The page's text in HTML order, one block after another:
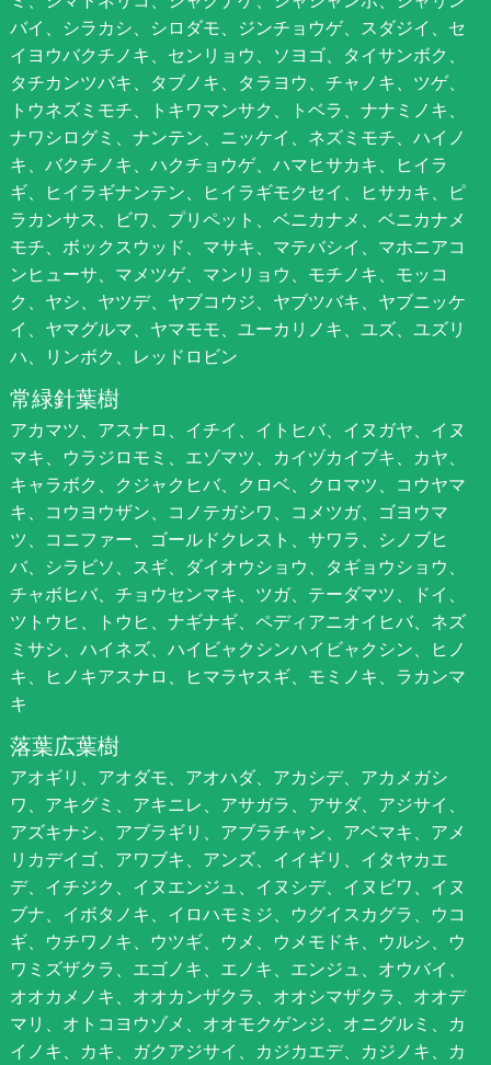
バイ、シラカシ、シロダモ、ジンチョウゲ、スダジイ、セ
イヨウバクチノキ、センリョウ、ソヨゴ、タイサンボク、
タチカンツバキ、タブノキ、タラヨウ、チャノキ、ツゲ、
トウネズミモチ、トキワマンサク、トベラ、ナナミノキ、
ナワシログミ、ナンテン、ニッケイ、ネズミモチ、ハイノ
キ、バクチノキ、ハクチョウゲ、ハマヒサカキ、ヒイラ
ギ、ヒイラギナンテン、ヒイラギモクセイ、ヒサカキ、ピ
ラカンサス、ビワ、プリペット、ベニカナメ、ベニカナメ
モチ、ボックスウッド、マサキ、マテバシイ、マホニアコ
ンヒューサ、マメツゲ、マンリョウ、モチノキ、モッコ
ク、ヤシ、ヤツデ、ヤブコウジ、ヤブツバキ、ヤブニッケ
イ、ヤマグルマ、ヤマモモ、ユーカリノキ、ユズ、ユズリ
ハ、リンボク、レッドロビン
常緑針葉樹
アカマツ、アスナロ、イチイ、イトヒバ、イヌガヤ、イヌ
マキ、ウラジロモミ、エゾマツ、カイヅカイブキ、カヤ、
キャラボク、クジャクヒバ、クロベ、クロマツ、コウヤマ
キ、コウヨウザン、コノテガシワ、コメツガ、ゴヨウマ
ツ、コニファー、ゴールドクレスト、サワラ、シノブヒ
バ、シラビソ、スギ、ダイオウショウ、タギョウショウ、
チャボヒバ、チョウセンマキ、ツガ、テーダマツ、ドイ、
ツトウヒ、トウヒ、ナギナギ、ペディアニオイヒバ、ネズ
ミサシ、ハイネズ、ハイビャクシンハイビャクシン、ヒノ
キ、ヒノキアスナロ、ヒマラヤスギ、モミノキ、ラカンマ
キ
落葉広葉樹
アオギリ、アオダモ、アオハダ、アカシデ、アカメガシ
ワ、アキグミ、アキニレ、アサガラ、アサダ、アジサイ、
アズキナシ、アブラギリ、アブラチャン、アベマキ、アメ
リカデイゴ、アワブキ、アンズ、イイギリ、イタヤカエ
デ、イチジク、イヌエンジュ、イヌシデ、イヌビワ、イヌ
ブナ、イボタノキ、イロハモミジ、ウグイスカグラ、ウコ
ギ、ウチワノキ、ウツギ、ウメ、ウメモドキ、ウルシ、ウ
ワミズザクラ、エゴノキ、エノキ、エンジュ、オウバイ、
オオカメノキ、オオカンザクラ、オオシマザクラ、オオデ
マリ、オトコヨウゾメ、オオモクゲンジ、オニグルミ、カ
イノキ、カキ、ガクアジサイ、カジカエデ、カジノキ、カ